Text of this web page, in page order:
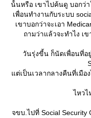
น้้นหรือ เขาไปค้นดู บอกว่า
เพื่อนทำงานกับระบบ
เขาบอกว่าจะเอา
ถามว่าแล้วจะทำไง เ
วันรุ่งขี้น ก็นัดเพื่อนที่อ
ต่เป็นเวลากลางคืนที่เมือ
ไหวไ
จขบ.ไปที่ Social Security